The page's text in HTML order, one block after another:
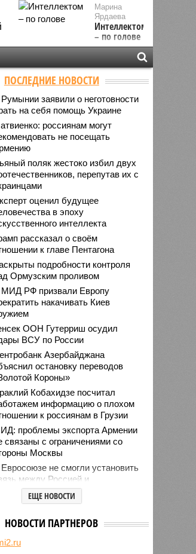
Марина
Ярдаева
Интеллектом
– по голове
ПОСЛЕДНИЕ НОВОСТИ
заявили о неготовности
на себя помощь Украине
россиянам могут
не посещать
поляк жестоко избил двух
перепутав их с
оценил будущее
в эпоху
интеллекта
рассказал о своём
к главе Пентагона
подробности контроля
Ормузским проливом
РФ призвали Европу
накачивать Киев
ООН Гутерриш осудил
ВСУ по России
Азербайджана
остановку переводов
Короны»
Кобахидзе посчитал
информацию о плохом
к россиянам в Грузии
проблемы экспорта Армении
связаны с ограничениями со
Москвы
не смогли установить
между Россией и
кризисом в Сеуте
объяснила причины
вузы страны
закрытие границы с
ЕЩЕ НОВОСТИ
НОВОСТИ ПАРТНЕРОВ